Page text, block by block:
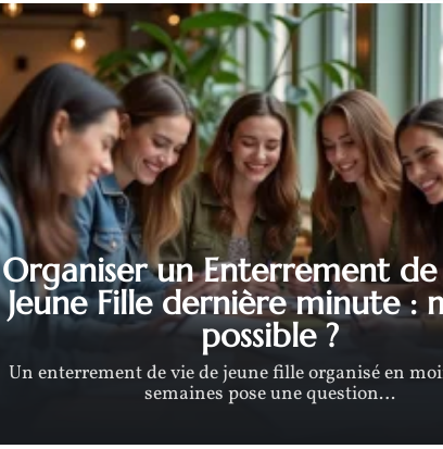
Organiser un Enterrement
Jeune Fille dernière minute :
possible ?
Un enterrement de vie de jeune fille organisé en
semaines pose une question…